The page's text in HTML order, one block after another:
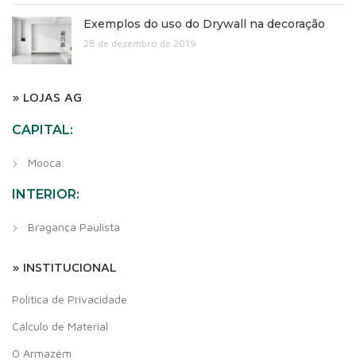
Exemplos do uso do Drywall na decoração
28 de dezembro de 2019
» LOJAS AG
CAPITAL:
Mooca
INTERIOR:
Bragança Paulista
» INSTITUCIONAL
Política de Privacidade
Cálculo de Material
O Armazém